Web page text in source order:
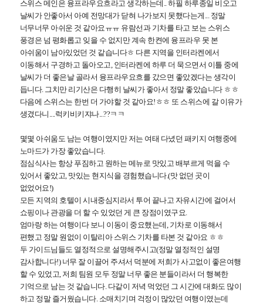
스위스 메인은 융프라우요흐라고 생각하는데.. 하필 하루종일 비오고
날씨가 안좋아서 아예 전망대가 닫혀 나가보지 못했다는게... 정말
너무너무 아쉬운 것 같아요ㅠㅠ 유람선과 기차를 타고 보는 스위스
풍경은 넘 평화롭고 잊을 수 없지만계속 한켠에 융프라우 못 본
아쉬움이 남아있었던 것 같습니다ㅎ 다른 지역을 인터라켄에서
이동해서 구경하고 돌아오고, 인터라켄에 하루 더 묵으면서 ​ 이틀 중에
날씨가 더 좋은날 골라서 융프라우요흐를 갔으면 좋았겠다는 생각이
듭니다. 그치만 리기산은 다행히 날씨가 좋아서 정말 좋았습니다 ㅎㅎ
다음에 스위스는 한번 더 가야할 것 같아요!ㅎㅎ 또 스위스에 갈 이유가
생겼다니....럭키비키쟈나...??ㅋㅋ
몇몇 아쉬움도 남는 여행이였지만 저는 여태 다녔던 패키지 여행중에
노마드가 가장 좋았습니다.
점심식사는 항상 푸짐하고 원하는 메뉴로 맛있고 배부르게 먹을 수
있어서 좋았고, 맛있는 현지식을 경험했습니다.(맛 없던 곳이
없었어요!)
모든 지역의 호텔이 시내중심지라서 투어 끝나고 자유시간에 걸어서
쇼핑이나 관광을 더 할 수 있었던 게 큰 장점이였구요.
엄마랑 하는 여행이다 보니 이동이 중요했는데, 기차로 이동해서
편했고 정말 원없이 이탈리아 스위스 기차를 타본 것 같아요 ㅎㅎ
두 가이드님들도 열정적으로 설명해주시고(정말 열정적인 설명
감사합니다!) 너무 잘 이끌어 주셔서 덕분에 저희가 사고없이 좋은여행
할 수 있었고, 저희 팀원 모두 정말 너무 좋은 분들이라서 더 행복한
기억으로 남는 것 같습니다. 다같이 저녁 먹었던 그 시간에 대화도 많이
하고 정말 즐거웠습니다. 소매치기며 걱정이 많았던 여행이였는데